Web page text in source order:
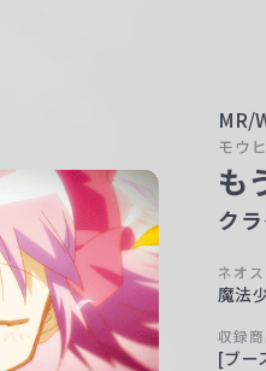
MR/
モウ
も
ク
ネオ
魔法
収録
[ブー